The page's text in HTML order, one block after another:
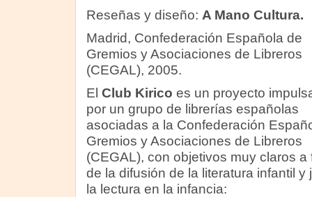
Reseñas y diseño: A Mano Cultura.
Madrid, Confederación Española de
Gremios y Asociaciones de Libreros
(CEGAL), 2005.
El Club Kirico es un proyecto
por un grupo de librerías españolas
asociadas a la Confederación
Gremios y Asociaciones de Libreros
(CEGAL), con objetivos muy claros a
de la difusión de la literatura infantil
la lectura en la infancia: